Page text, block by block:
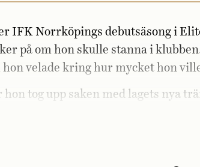
IFK Norrköpings debutsäsong i
på om hon skulle stanna i
hon velade kring hur mycket hon
hon tog upp saken med lagets nya